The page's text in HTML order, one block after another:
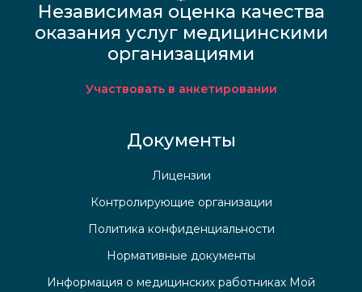
Независимая оценка качества
оказания услуг медицинскими
организациями
Участвовать в анкетировании
Документы
Лицензии
Контролирующие организации
Политика конфиденциальности
Нормативные документы
Информация о медицинских работниках Мой